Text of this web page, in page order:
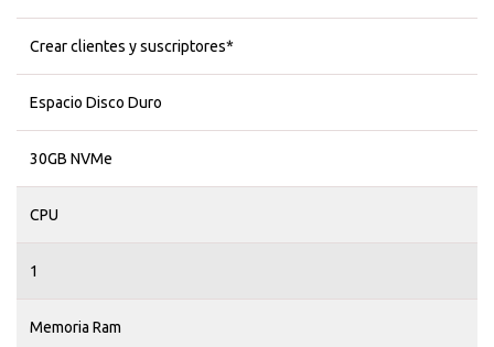
Crear clientes y suscriptores*
Espacio Disco Duro
30GB NVMe
CPU
1
Memoria Ram